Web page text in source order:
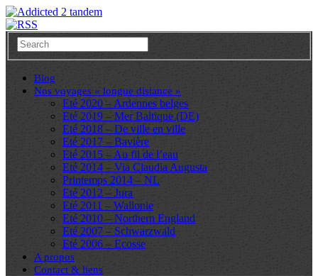
Blog
Nos voyages « longue distance »
Eté 2020 – Ardennes belges
Eté 2019 – Mer Baltique (DE)
Eté 2018 – De ville en ville
Eté 2017 – Bavière
Eté 2015 – Au fil de l’eau
Eté 2014 – Via Claudia Augusta
Printemps 2014 – NL
Eté 2012 – Jura
Eté 2011 – Wallonie
Eté 2010 – Northern England
Eté 2007 – Schwarzwald
Eté 2006 – Ecosse
A propos
Contact & liens